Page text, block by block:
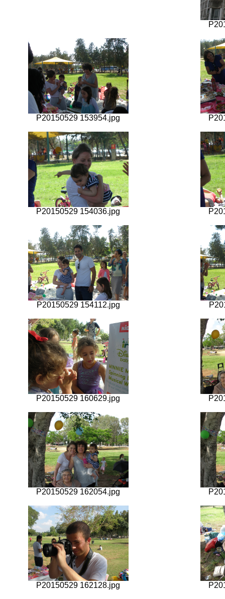
P20150529 153954.jpg
P20150529 154036.jpg
P20150529 154112.jpg
P20150529 160629.jpg
P20150529 162054.jpg
P20150529 162128.jpg